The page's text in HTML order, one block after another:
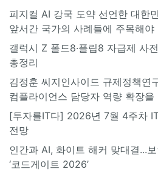
피지컬 AI 강국 도약 선언한 대한
앞서간 국가의 사례들에 주목해야
갤럭시 Z 폴드8·플립8 자급제 사
총정리
김정훈 씨지인사이드 규제정책연
컴플라이언스 담당자 역량 확장을
[투자를IT다] 2026년 7월 4주차
전망
인간과 AI, 화이트 해커 맞대결...
‘코드게이트 2026’